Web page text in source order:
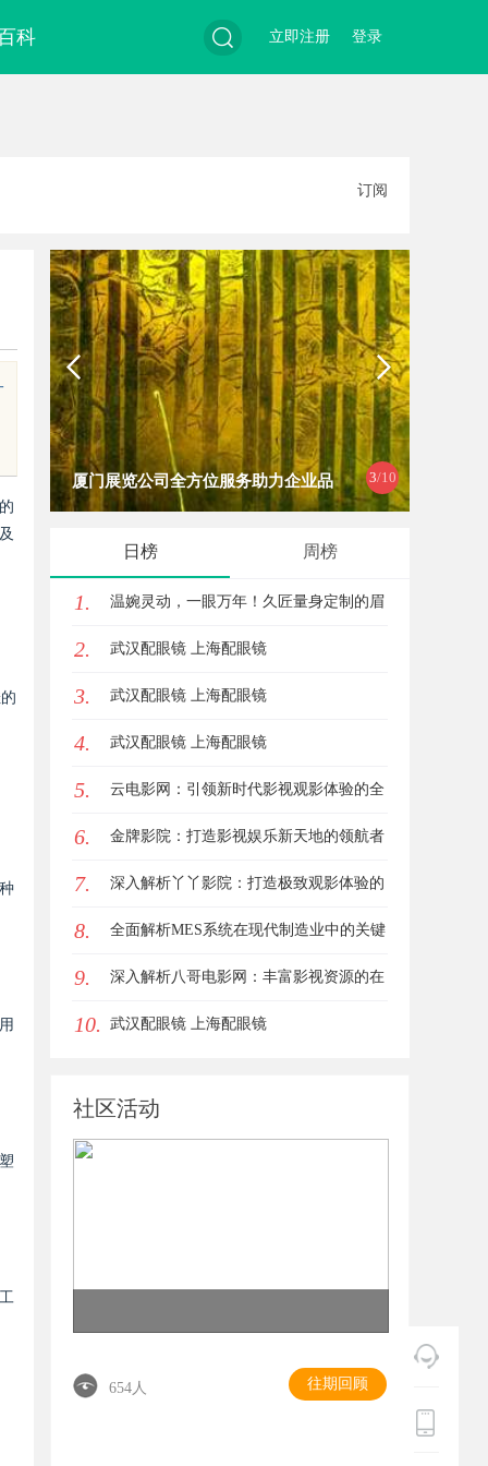
科
索
登录
立即注册
订阅
4/10
品 多方共探金融AI落地路径，天创信用
日榜 周榜
1. 温婉灵动，一眼万年！久匠量身定制的眉
眼唇，才是你整张脸的点睛之笔！淡颜系
女生的气质加分项
2. 武汉配眼镜 上海配眼镜
3. 武汉配眼镜 上海配眼镜
4. 武汉配眼镜 上海配眼镜
5. 云电影网：引领新时代影视观影体验的全
新平台解析
6. 金牌影院：打造影视娱乐新天地的领航者
7. 深入解析丫丫影院：打造极致观影体验的
在线平台
8. 全面解析MES系统在现代制造业中的关键
作用与应用前景
9. 深入解析八哥电影网：丰富影视资源的在
线宝库
10. 武汉配眼镜 上海配眼镜
社区活动
654人 往期回顾